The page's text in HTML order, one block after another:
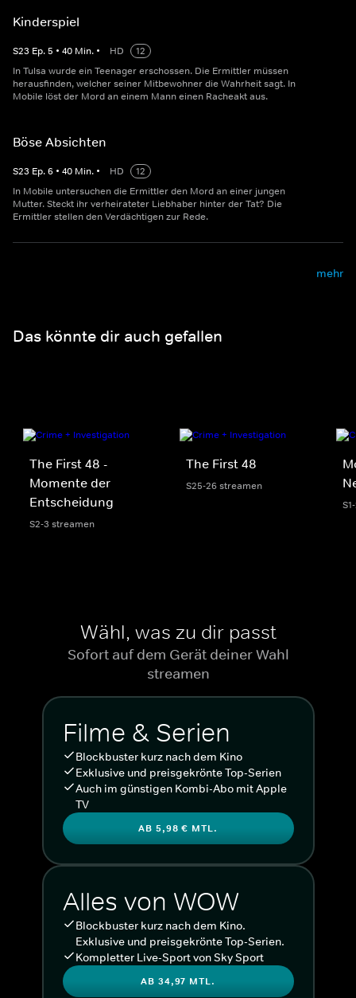
Kinderspiel
S23 Ep.5 • 40 Min. • HD
12
In Tulsa wurde ein Teenager erschossen. Die Ermittler müssen
herausfinden, welcher seiner Mitbewohner die Wahrheit sagt. In
Mobile löst der Mord an einem Mann einen Racheakt aus.
Böse Absichten
S23 Ep.6 • 40 Min. • HD
12
In Mobile untersuchen die Ermittler den Mord an einer jungen
Mutter. Steckt ihr verheirateter Liebhaber hinter der Tat? Die
Ermittler stellen den Verdächtigen zur Rede.
mehr
Das könnte dir auch gefallen
The First 48 -
Momente der
Entscheidung
S2-3 streamen
The First 48
S25-26 streamen
Wähl, was zu dir passt
Sofort auf dem Gerät deiner Wahl
streamen
Filme & Serien
Blockbuster kurz nach dem Kino
Exklusive und preisgekrönte Top-Serien
Auch im günstigen Kombi-Abo mit Apple
TV
AB 5,98 € MTL.
Alles von WOW
Blockbuster kurz nach dem Kino.
Exklusive und preisgekrönte Top-Serien.
Kompletter Live-Sport von Sky Sport
AB 34,97 MTL.